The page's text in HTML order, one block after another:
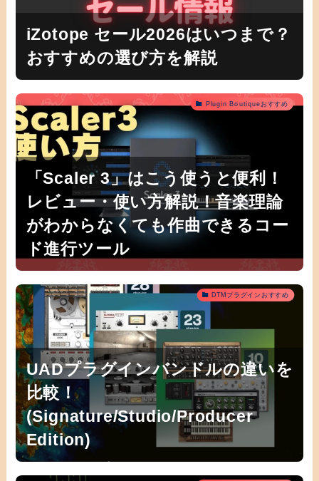
iZotope セール2026はいつまで？
おすすめの選び方を解説
Plugin Boutiqueおすすめ
「Scaler 3」はこう使うと便利！
レビュー・使い方解説！音楽理論
がわからなくても作曲できるコー
ド進行ツール
DTMプラグインおすすめ
UADプラグインバンドルの違いを
比較！
(Signature/Studio/Producer
Edition)